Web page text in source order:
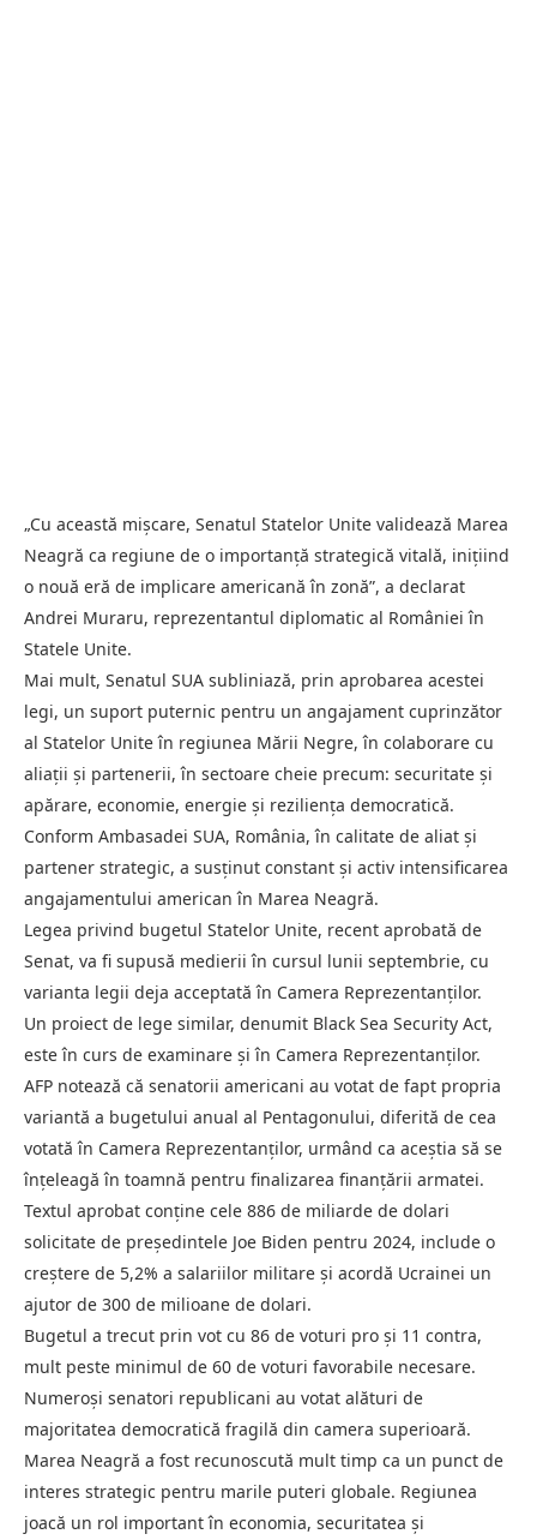
„Cu această mișcare, Senatul Statelor Unite validează Marea
Neagră ca regiune de o importanță strategică vitală, inițiind
o nouă eră de implicare americană în zonă”, a declarat
Andrei Muraru, reprezentantul diplomatic al României în
Statele Unite.
Mai mult, Senatul SUA subliniază, prin aprobarea acestei
legi, un suport puternic pentru un angajament cuprinzător
al Statelor Unite în regiunea Mării Negre, în colaborare cu
aliații și partenerii, în sectoare cheie precum: securitate și
apărare, economie, energie și reziliența democratică.
Conform Ambasadei SUA, România, în calitate de aliat și
partener strategic, a susținut constant și activ intensificarea
angajamentului american în Marea Neagră.
Legea privind bugetul Statelor Unite, recent aprobată de
Senat, va fi supusă medierii în cursul lunii septembrie, cu
varianta legii deja acceptată în Camera Reprezentanților.
Un proiect de lege similar, denumit Black Sea Security Act,
este în curs de examinare și în Camera Reprezentanților.
AFP notează că senatorii americani au votat de fapt propria
variantă a bugetului anual al Pentagonului, diferită de cea
votată în Camera Reprezentanților, urmând ca aceștia să se
înțeleagă în toamnă pentru finalizarea finanțării armatei.
Textul aprobat conține cele 886 de miliarde de dolari
solicitate de președintele Joe Biden pentru 2024, include o
creștere de 5,2% a salariilor militare și acordă Ucrainei un
ajutor de 300 de milioane de dolari.
Bugetul a trecut prin vot cu 86 de voturi pro și 11 contra,
mult peste minimul de 60 de voturi favorabile necesare.
Numeroși senatori republicani au votat alături de
majoritatea democratică fragilă din camera superioară.
Marea Neagră a fost recunoscută mult timp ca un punct de
interes strategic pentru marile puteri globale. Regiunea
joacă un rol important în economia, securitatea și